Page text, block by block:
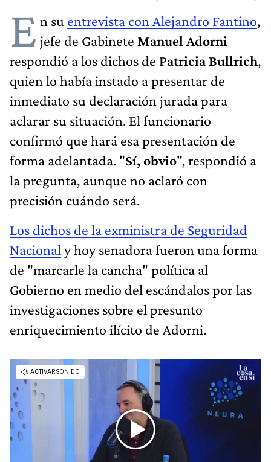
E n su entrevista con Alejandro Fantino,
jefe de Gabinete Manuel Adorni
respondió a los dichos de Patricia Bullrich,
quien lo había instado a presentar de
inmediato su declaración jurada para
aclarar su situación. El funcionario
confirmó que hará esa presentación de
forma adelantada. "Sí, obvio", respondió a
la pregunta, aunque no aclaró con
precisión cuándo será.
Los dichos de la exministra de Seguridad
Nacional y hoy senadora fueron una forma
de "marcarle la cancha" política al
Gobierno en medio del escándalos por las
investigaciones sobre el presunto
enriquecimiento ilícito de Adorni.